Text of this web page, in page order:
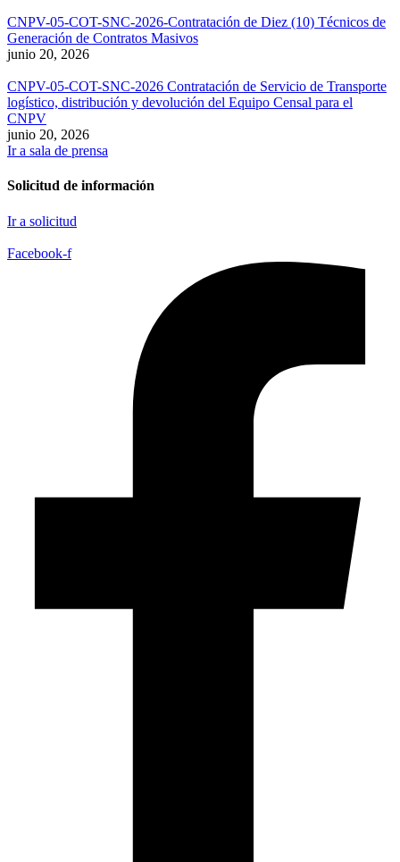
CNPV-05-COT-SNC-2026-Contratación de Diez (10) Técnicos de
Generación de Contratos Masivos
junio 20, 2026
CNPV-05-COT-SNC-2026 Contratación de Servicio de Transporte
logístico, distribución y devolución del Equipo Censal para el
CNPV
junio 20, 2026
Ir a sala de prensa
Solicitud de información
Ir a solicitud
Facebook-f